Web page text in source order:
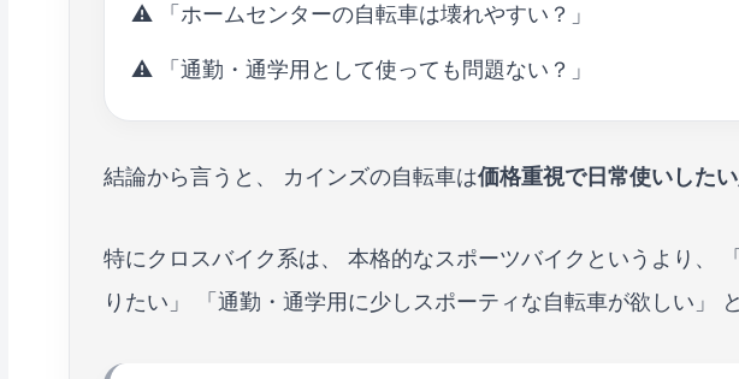
⚠ 「ホームセンターの自転車は壊れやすい？」
⚠ 「通勤・通学用として使っても問題ない？」
結論から言うと、 カインズの自転車は価格重視で日常使いした
特にクロスバイク系は、 本格的なスポーツバイクというより、
りたい」 「通勤・通学用に少しスポーティな自転車が欲しい」